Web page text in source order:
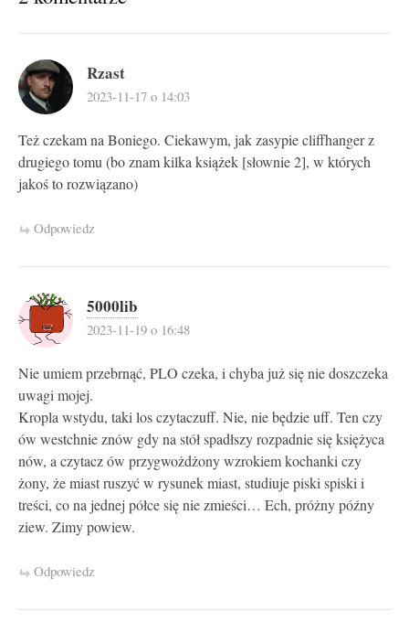
Rzast
2023-11-17 o 14:03
Też czekam na Boniego. Ciekawym, jak zasypie cliffhanger z
drugiego tomu (bo znam kilka książek [słownie 2], w których
jakoś to rozwiązano)
Odpowiedz
5000lib
2023-11-19 o 16:48
Nie umiem przebrnąć, PLO czeka, i chyba już się nie doszczeka
uwagi mojej.
Kropla wstydu, taki los czytaczuff. Nie, nie będzie uff. Ten czy
ów westchnie znów gdy na stół spadłszy rozpadnie się księżyca
nów, a czytacz ów przygwożdżony wzrokiem kochanki czy
żony, że miast ruszyć w rysunek miast, studiuje piski spiski i
treści, co na jednej półce się nie zmieści… Ech, próżny późny
ziew. Zimy powiew.
Odpowiedz